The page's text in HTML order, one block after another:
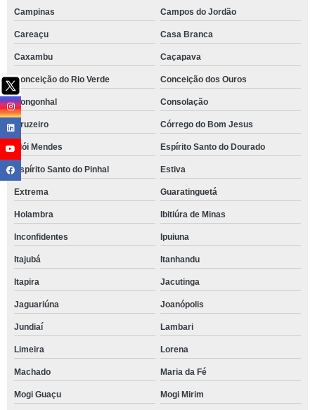
Campinas Campos do Jordão
Careaçu Casa Branca
Caxambu Caçapava
Conceição do Rio Verde Conceição dos Ouros
Congonhal Consolação
Cruzeiro Córrego do Bom Jesus
Elói Mendes Espírito Santo do Dourado
Espírito Santo do Pinhal Estiva
Extrema Guaratinguetá
Holambra Ibitiúra de Minas
Inconfidentes Ipuiuna
Itajubá Itanhandu
Itapira Jacutinga
Jaguariúna Joanópolis
Jundiaí Lambari
Limeira Lorena
Machado Maria da Fé
Mogi Guaçu Mogi Mirim